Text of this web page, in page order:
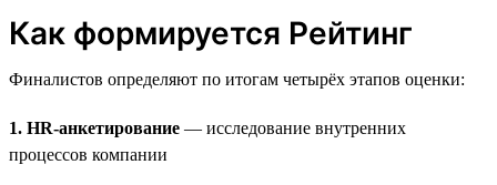
Как формируется Рейтинг
Финалистов определяют по итогам четырёх этапов оценки:
1. HR-анкетирование — исследование внутренних
процессов компании